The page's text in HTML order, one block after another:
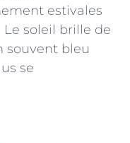
estivales
Le soleil brille de
souvent bleu
se